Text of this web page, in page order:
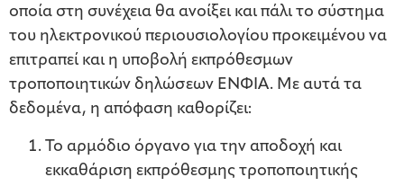
οποία στη συνέχεια θα ανοίξει και πάλι το σύστημα
του ηλεκτρονικού περιουσιολογίου προκειμένου να
επιτραπεί και η υποβολή εκπρόθεσμων
τροποποιητικών δηλώσεων ΕΝΦΙΑ. Με αυτά τα
δεδομένα, η απόφαση καθορίζει:
Το αρμόδιο όργανο για την αποδοχή και
εκκαθάριση εκπρόθεσμης τροποποιητικής